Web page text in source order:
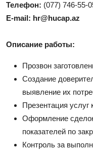
Телефон: (077) 746-55-
E-mail: hr@hucap.az
Описание работы:
Прозвон
Создание
выявление их
Презентация услуг
Оформление
показателей по
Контроль за